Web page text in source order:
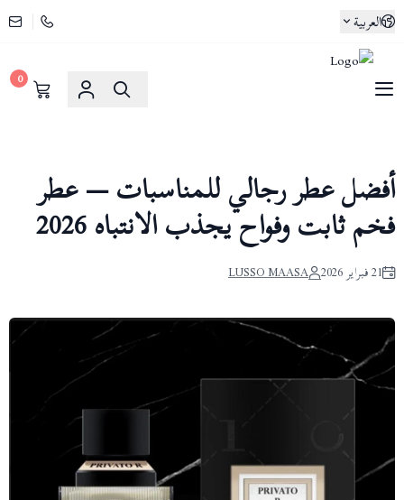
العربية
0
أفضل عطر رجالي للمناسبات — عطر
فخم ثابت وفواح يجذب الانتباه 2026
21 فبراير 2026 LUSSO MAASA